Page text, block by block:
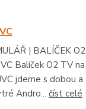
| BALÍČEK O2
Balíček O2 TV na
jdeme s dobou a
Andro... číst celé